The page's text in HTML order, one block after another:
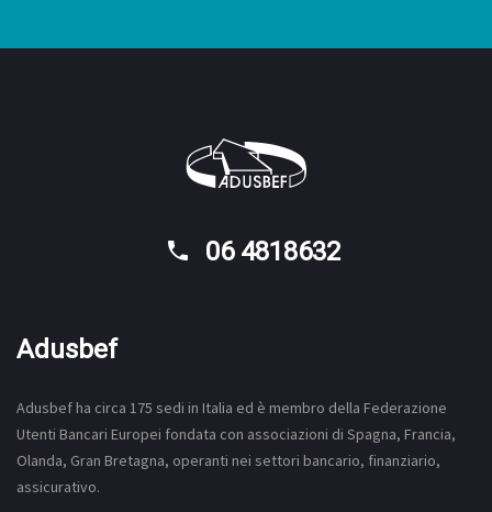
06 4818632
Adusbef
Adusbef ha circa 175 sedi in Italia ed è membro della Federazione
Utenti Bancari Europei fondata con associazioni di Spagna, Francia,
Olanda, Gran Bretagna, operanti nei settori bancario, finanziario,
assicurativo.